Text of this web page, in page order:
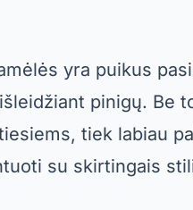
yra puikus
pinigų. Be
tiek labiau
su skirtingais